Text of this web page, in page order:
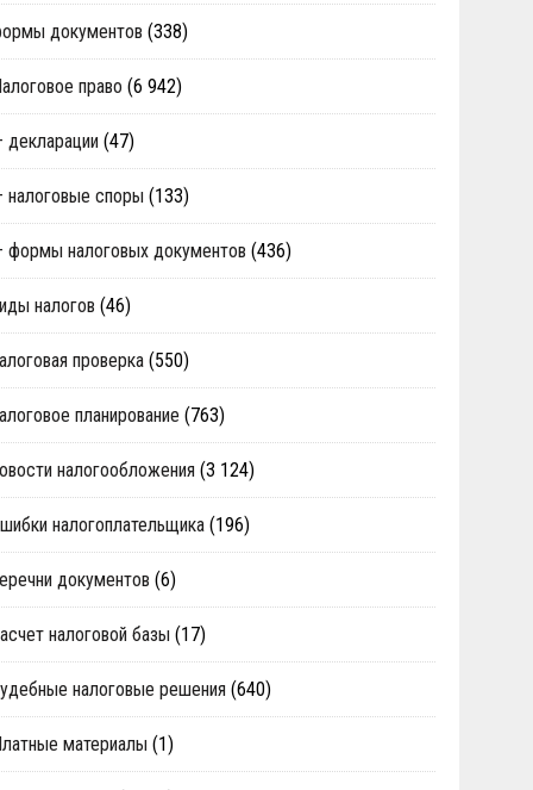
документов (338)
право (6 942)
декларации (47)
налоговые споры (133)
формы налоговых документов (436)
налогов (46)
проверка (550)
планирование (763)
налогообложения (3 124)
налогоплательщика (196)
документов (6)
налоговой базы (17)
налоговые решения (640)
материалы (1)